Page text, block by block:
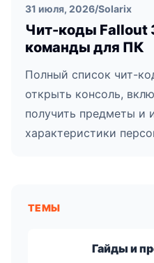
31 июля, 2026/Solarix
Чит-коды Fallout
команды для ПК
Полный список чит-
открыть консоль,
получить предметы и
характеристики
ТЕМЫ
Гайды и